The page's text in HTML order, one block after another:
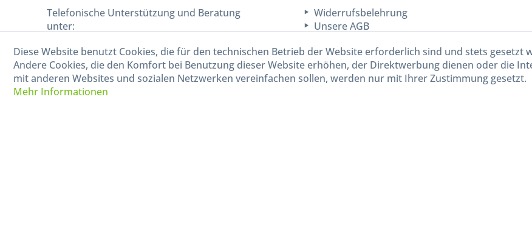
Telefonische Unterstützung und Beratung
unter:
040-880 99 770
Mo-Fr, 09:00 - 15:00 Uhr
Widerrufsbelehrung
Unsere AGB
Diese Website benutzt Cookies, die für den technischen Betrieb der Website erforderlich sind und stets gesetzt
Andere Cookies, die den Komfort bei Benutzung dieser Website erhöhen, der Direktwerbung dienen oder die
mit anderen Websites und sozialen Netzwerken vereinfachen sollen, werden nur mit Ihrer Zustimmung gesetzt.
Mehr Informationen